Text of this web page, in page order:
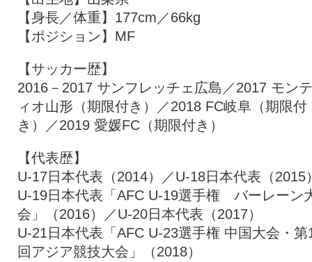
【身長／体重】177cm／66kg
【ポジション】MF
【サッカー歴】
2016－2017 サンフレッチェ広島／2017 モン
ィオ山形（期限付き）／2018 FC岐阜（期限付
き）／2019 愛媛FC（期限付き）
【代表歴】
U-17日本代表（2014）／U-18日本代表（2015
U-19日本代表「AFC U-19選手権 バーレーン
会」（2016）／U-20日本代表（2017）
U-21日本代表「AFC U-23選手権 中国大会・第
回アジア競技大会」（2018）